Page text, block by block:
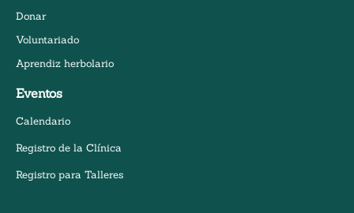
Donar
Voluntariado
Aprendiz herbolario
Eventos
Calendario
Registro de la Clínica
Registro para Talleres